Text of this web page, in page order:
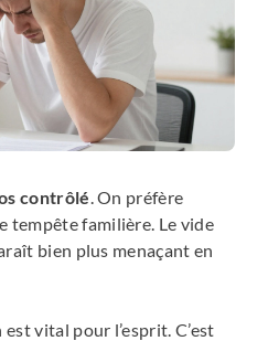
contrôlé . On préfère
tempête familière. Le vide
bien plus menaçant en
vital pour l’esprit. C’est